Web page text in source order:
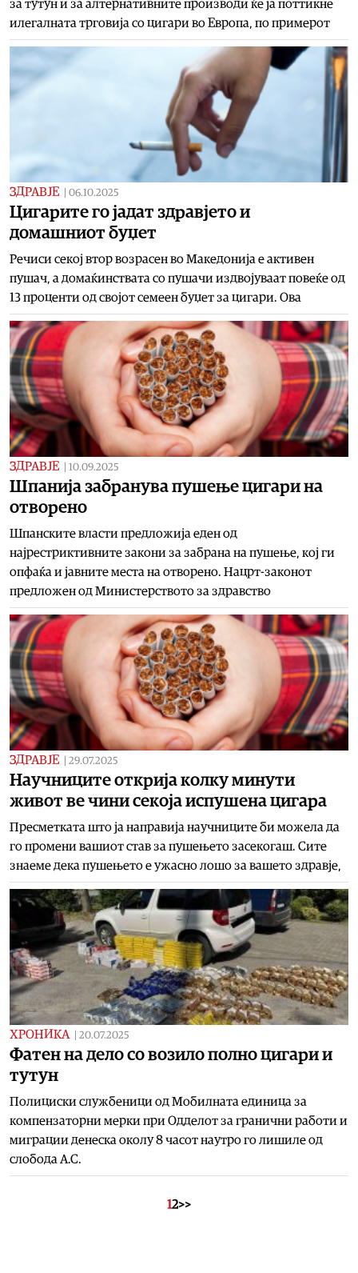
за тутун и за алтернативните производи ќе ја поттикне
илегалната трговија со цигари во Европа, по примерот
ЗДРАВЈЕ 06.10.2025
Цигарите го јадат здравјето и
домашниот буџет
Речиси секој втор возрасен во Македонија е активен
пушач, а домаќинствата со пушачи издвојуваат повеќе од
13 проценти од својот семеен буџет за цигари. Ова
ЗДРАВЈЕ 10.09.2025
Шпанија забранува пушење цигари на
отворено
Шпанските власти предложија еден од
најрестриктивните закони за забрана на пушење, кој ги
опфаќа и јавните места на отворено. Нацрт-законот
предложен од Министерството за здравство
ЗДРАВЈЕ 29.07.2025
Научниците открија колку минути
живот ве чини секоја испушена цигара
Пресметката што ја направија научниците би можела да
го промени вашиот став за пушењето засекогаш. Сите
знаеме дека пушењето е ужасно лошо за вашето здравје,
ХРОНИКА 20.07.2025
Фатен на дело со возило полно цигари и
тутун
Полициски службеници од Мобилната единица за
компензаторни мерки при Одделот за гранични работи и
миграции денеска околу 8 часот наутро го лишиле од
слобода А.С.
12>>